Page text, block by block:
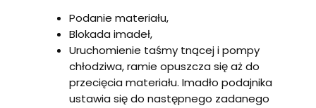
Podanie materiału,
Blokada imadeł,
Uruchomienie taśmy tnącej i pompy
chłodziwa, ramie opuszcza się aż do
przecięcia materiału. Imadło podajnika
ustawia się do następnego zadanego